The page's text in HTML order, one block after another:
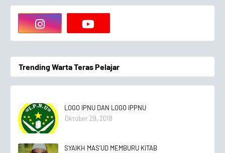
Trending Warta Teras Pelajar
LOGO IPNU DAN LOGO IPPNU
Oktober 29, 2018
SYAIKH MAS'UD MEMBURU KITAB